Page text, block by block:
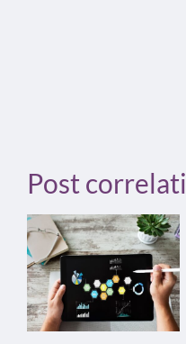
Post correlati